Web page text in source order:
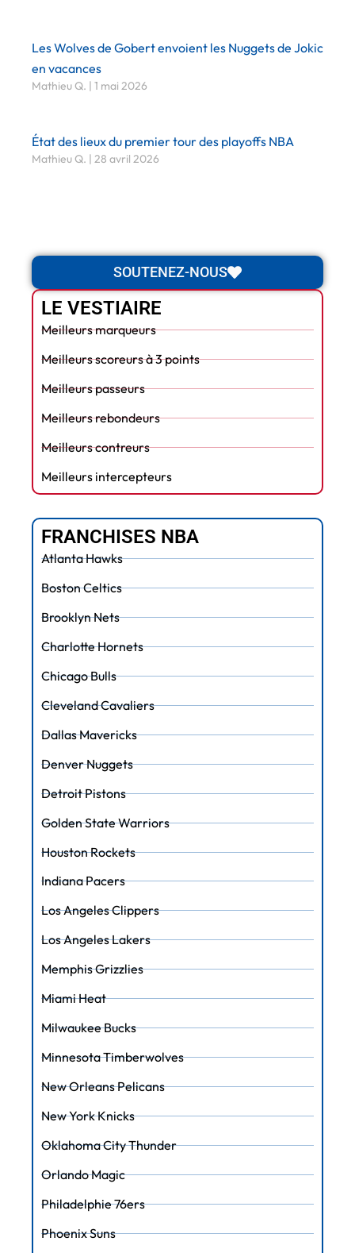
Les Wolves de Gobert envoient les Nuggets de Jokic
en vacances
Mathieu Q. 1 mai 2026
État des lieux du premier tour des playoffs NBA
Mathieu Q. 28 avril 2026
SOUTENEZ-NOUS
LE VESTIAIRE
Meilleurs marqueurs
Meilleurs scoreurs à 3 points
Meilleurs passeurs
Meilleurs rebondeurs
Meilleurs contreurs
Meilleurs intercepteurs
FRANCHISES NBA
Atlanta Hawks
Boston Celtics
Brooklyn Nets
Charlotte Hornets
Chicago Bulls
Cleveland Cavaliers
Dallas Mavericks
Denver Nuggets
Detroit Pistons
Golden State Warriors
Houston Rockets
Indiana Pacers
Los Angeles Clippers
Los Angeles Lakers
Memphis Grizzlies
Miami Heat
Milwaukee Bucks
Minnesota Timberwolves
New Orleans Pelicans
New York Knicks
Oklahoma City Thunder
Orlando Magic
Philadelphie 76ers
Phoenix Suns